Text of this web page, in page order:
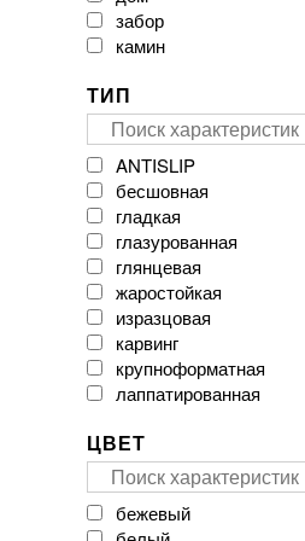
Keraben
Keratile
Kutahya Seramik
LA FAENZA
La Platera
Laminam
Levanta
MAINZU
MEGAGRES
MONOPOLE
Marazzi
Mirage Ceramica
NOVABELL
Navarti
Newker
Opoczno
Oset
PERONDA
PRISSMACER
забор
камин
крыльцо
кухня
лестница
наружная
печь
пол
промышленность
стены
терраса
тротуар
туалет
улица
фальшпол
фасад
цоколь
ТИП
ANTISLIP
бесшовная
гладкая
глазурованная
глянцевая
жаростойкая
изразцовая
карвинг
крупноформатная
лаппатированная
морозостойкая
неглазурованная
неректифицированная
облицовочная
ЦВЕТ
бежевый